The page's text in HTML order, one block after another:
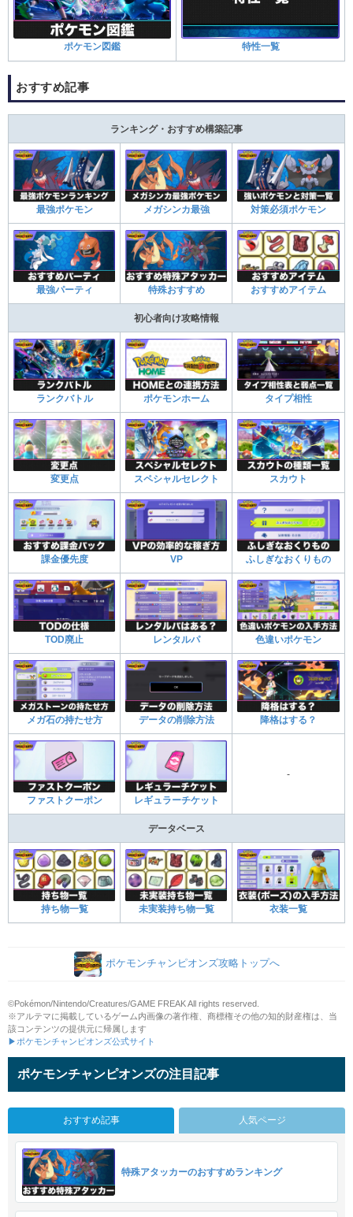
ポケモン図鑑 特性一覧
おすすめ記事
ランキング・おすすめ構築記事
最強ポケモン メガシンカ最強 対策必須ポケモン
最強パーティ 特殊おすすめ おすすめアイテム
初心者向け攻略情報
ランクバトル ポケモンホーム タイプ相性
変更点 スペシャルセレクト スカウト
課金優先度 VP ふしぎなおくりもの
TOD廃止 レンタルパ 色違いポケモン
メガ石の持たせ方 データの削除方法 降格はする？
ファストクーポン レギュラーチケット
-
データベース
持ち物一覧 未実装持ち物一覧 衣装一覧
ポケモンチャンピオンズ攻略トップへ
©Pokémon/Nintendo/Creatures/GAME FREAK All rights reserved.
※アルテマに掲載しているゲーム内画像の著作権、商標権その他の知的財産権は、当
該コンテンツの提供元に帰属します
▶ポケモンチャンピオンズ公式サイト
ポケモンチャンピオンズの注目記事
おすすめ記事 人気ページ
特殊アタッカーのおすすめランキング